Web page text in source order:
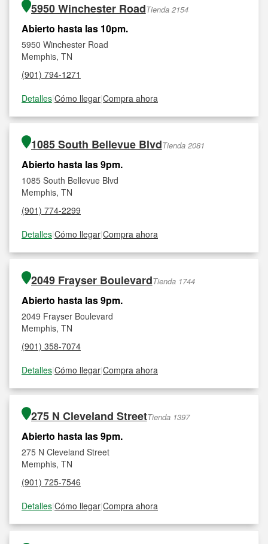
5950 Winchester RoadTienda 2154
Abierto hasta las 10pm.
5950 Winchester Road
Memphis, TN
(901) 794-1271
Detalles|Cómo llegar|Compra ahora
1085 South Bellevue BlvdTienda 2081
Abierto hasta las 9pm.
1085 South Bellevue Blvd
Memphis, TN
(901) 774-2299
Detalles|Cómo llegar|Compra ahora
2049 Frayser BoulevardTienda 1744
Abierto hasta las 9pm.
2049 Frayser Boulevard
Memphis, TN
(901) 358-7074
Detalles|Cómo llegar|Compra ahora
275 N Cleveland StreetTienda 1397
Abierto hasta las 9pm.
275 N Cleveland Street
Memphis, TN
(901) 725-7546
Detalles|Cómo llegar|Compra ahora